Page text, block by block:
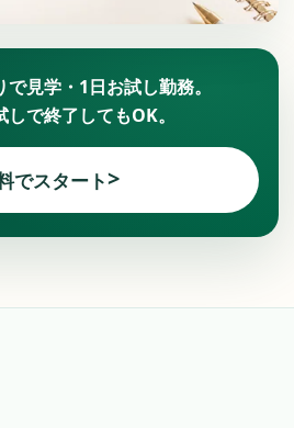
で見学・1日お試し勤務。
で終了してもOK。
でスタート>